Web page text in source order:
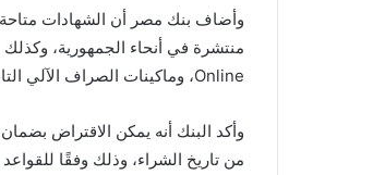
Online، وماكينات الصراف الآلي التابعة للبنك.
وأكد البنك أنه يمكن الاقتراض
من تاريخ الشراء، وذلك وفقًا